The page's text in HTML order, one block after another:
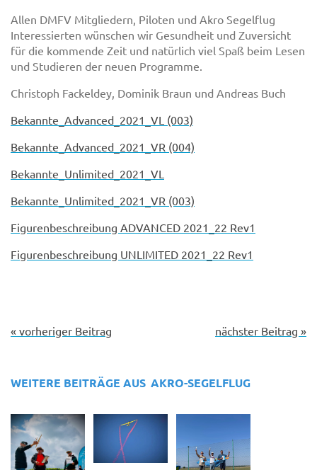
Allen DMFV Mitgliedern, Piloten und Akro Segelflug
Interessierten wünschen wir Gesundheit und Zuversicht
für die kommende Zeit und natürlich viel Spaß beim Lesen
und Studieren der neuen Programme.
Christoph Fackeldey, Dominik Braun und Andreas Buch
Bekannte_Advanced_2021_VL (003)
Bekannte_Advanced_2021_VR (004)
Bekannte_Unlimited_2021_VL
Bekannte_Unlimited_2021_VR (003)
Figurenbeschreibung ADVANCED 2021_22 Rev1
Figurenbeschreibung UNLIMITED 2021_22 Rev1
« vorheriger Beitrag nächster Beitrag »
WEITERE BEITRÄGE AUS AKRO-SEGELFLUG